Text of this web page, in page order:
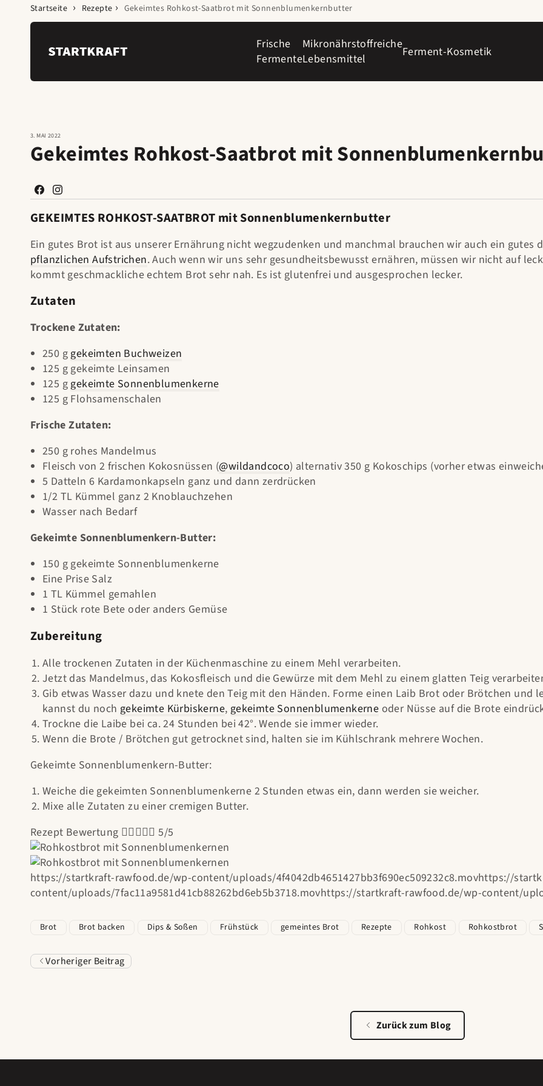
Zum Inhalt
springen
Frische
Fermente
Mikronährstoffreiche
Lebensmittel
Ferment-Kosmetik
Startseite Rezepte Gekeimtes Rohkost-Saatbrot mit Sonnenblumenkernbutter
3. MAI 2022
Gekeimtes Rohkost-Saatbrot mit
Facebook
Instagram
GEKEIMTES ROHKOST-SAATBROT mit Sonnenblumenkernbutter
Ein gutes Brot ist aus unserer Ernährung nicht wegzudenken und manchmal brauchen wir auch ein gutes
pflanzlichen Aufstrichen. Auch wenn wir uns sehr gesundheitsbewusst ernähren, müssen wir nicht auf
kommt geschmackliche echtem Brot sehr nah. Es ist glutenfrei und ausgesprochen lecker.
Zutaten
Trockene Zutaten:
250 g gekeimten Buchweizen
125 g gekeimte Leinsamen
125 g gekeimte Sonnenblumenkerne
125 g Flohsamenschalen
Frische Zutaten:
250 g rohes Mandelmus
Fleisch von 2 frischen Kokosnüssen (@wildandcoco) alternativ 350 g Kokoschips (vorher etwas
5 Datteln 6 Kardamonkapseln ganz und dann zerdrücken
1/2 TL Kümmel ganz 2 Knoblauchzehen
Wasser nach Bedarf
Gekeimte Sonnenblumenkern-Butter:
150 g gekeimte Sonnenblumenkerne
Eine Prise Salz
1 TL Kümmel gemahlen
1 Stück rote Bete oder anders Gemüse
Zubereitung
Alle trockenen Zutaten in der Küchenmaschine zu einem Mehl verarbeiten.
Jetzt das Mandelmus, das Kokosfleisch und die Gewürze mit dem Mehl zu einem glatten Teig
Gib etwas Wasser dazu und knete den Teig mit den Händen. Forme einen Laib Brot oder Brötchen und
kannst du noch gekeimte Kürbiskerne, gekeimte Sonnenblumenkerne oder Nüsse auf die Brote
Trockne die Laibe bei ca. 24 Stunden bei 42°. Wende sie immer wieder.
Wenn die Brote / Brötchen gut getrocknet sind, halten sie im Kühlschrank mehrere Wochen.
Gekeimte Sonnenblumenkern-Butter:
Weiche die gekeimten Sonnenblumenkerne 2 Stunden etwas ein, dann werden sie weicher.
Mixe alle Zutaten zu einer cremigen Butter.
Rezept Bewertung  5/5
https://startkraft-rawfood.de/wp-content/uploads/4f4042db4651427bb3f690ec509232c8.movhttps://
content/uploads/7fac11a9581d41cb88262bd6eb5b3718.movhttps://startkraft-rawfood.de/wp-content/
Brot Brot backen Dips & Soßen Frühstück gemeintes Brot Rezepte Rohkost Rohkostbrot
Vorheriger Beitrag
Zurück zum Blog